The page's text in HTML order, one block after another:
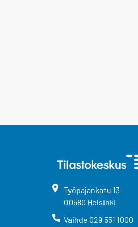
Työpajankatu 13
00580 Helsinki
Vaihde 029 551 1000